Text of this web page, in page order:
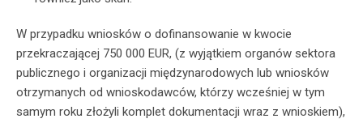
W przypadku wniosków o dofinansowanie w kwocie
przekraczającej 750 000 EUR, (z wyjątkiem organów sektora
publicznego i organizacji międzynarodowych lub wniosków
otrzymanych od wnioskodawców, którzy wcześniej w tym
samym roku złożyli komplet dokumentacji wraz z wnioskiem),